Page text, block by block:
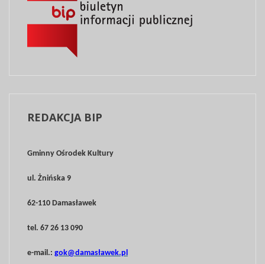
REDAKCJABIP
Gminny Ośrodek Kultury
ul. Żnińska 9
62-110 Damasławek
tel. 67 26 13 090
e-mail.: gok@damasławek.pl